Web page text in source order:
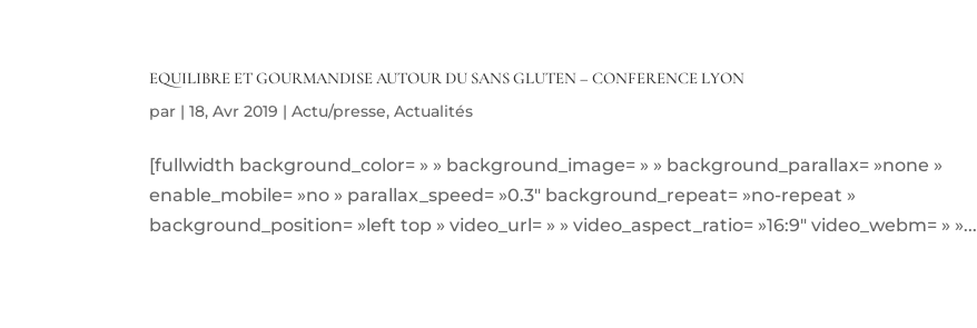
EQUILIBRE ET GOURMANDISE AUTOUR DU SANS GLUTEN – CONFERENCE LYON
par |18, Avr 2019 |Actu/presse,Actualités
[fullwidth background_color= » » background_image= » » background_parallax= »none »
enable_mobile= »no » parallax_speed= »0.3″ background_repeat= »no-repeat »
background_position= »left top » video_url= » » video_aspect_ratio= »16:9″ video_webm= » »...